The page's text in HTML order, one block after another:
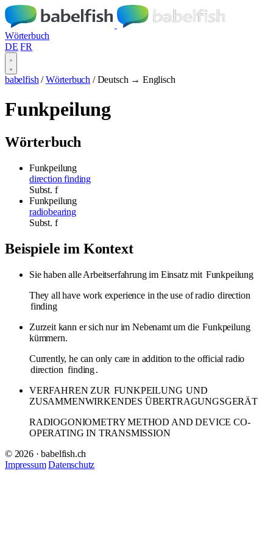
Wörterbuch
DE FR
babelfish / Wörterbuch / Deutsch → Englisch
Funkpeilung
Wörterbuch
Funkpeilung
direction finding
Subst. f
Funkpeilung
radiobearing
Subst. f
Beispiele im Kontext
Sie haben alle Arbeitserfahrung im Einsatz mit Funkpeilung
They all have work experience in the use of radio direction
finding
Zurzeit kann er sich nur im Nebenamt um die Funkpeilung
kümmern.
Currently, he can only care in addition to the official radio
direction finding.
VERFAHREN ZUR FUNKPEILUNG UND
ZUSAMMENWIRKENDES ÜBERTRAGUNGSGERÄT
RADIOGONIOMETRY METHOD AND DEVICE CO-
OPERATING IN TRANSMISSION
© 2026 · babelfish.ch
Impressum Datenschutz